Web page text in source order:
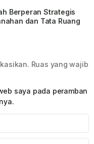
Berperan Strategis
dan Tata Ruang
Ruas yang wajib
saya pada peramban